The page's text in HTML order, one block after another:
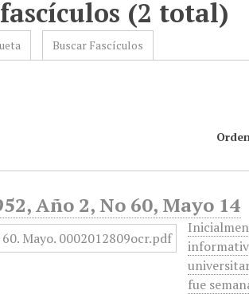
(2 total)
Buscar Fascículos
Año 2, No 60, Mayo 14
fue